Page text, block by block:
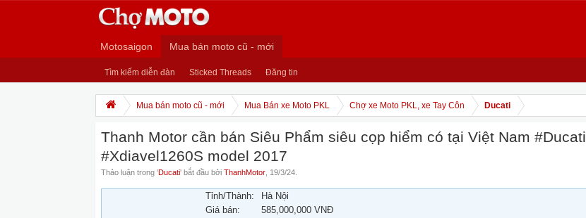
Motosaigon Mua bán moto cũ - mới
Tìm kiếm diễn đàn Sticked Threads Đăng tin
Mua bán moto cũ - mới Mua Bán xe Moto PKL Chợ xe Moto PKL, xe Tay Côn Ducati
Thanh Motor cần bán Siêu Phẩm siêu cọp hiểm có tại Việt Nam #Ducati
#Xdiavel1260S model 2017
Thảo luận trong 'Ducati' bắt đầu bởi ThanhMotor 19/3/24
Tỉnh/Thành:
Hà Nội
Giá bán:
585,000,000 VNĐ